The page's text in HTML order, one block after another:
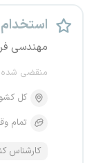
استخدام ۲ عنوان شغلی
مهندسی
منقضی شده
کل
تمام
کارشناس